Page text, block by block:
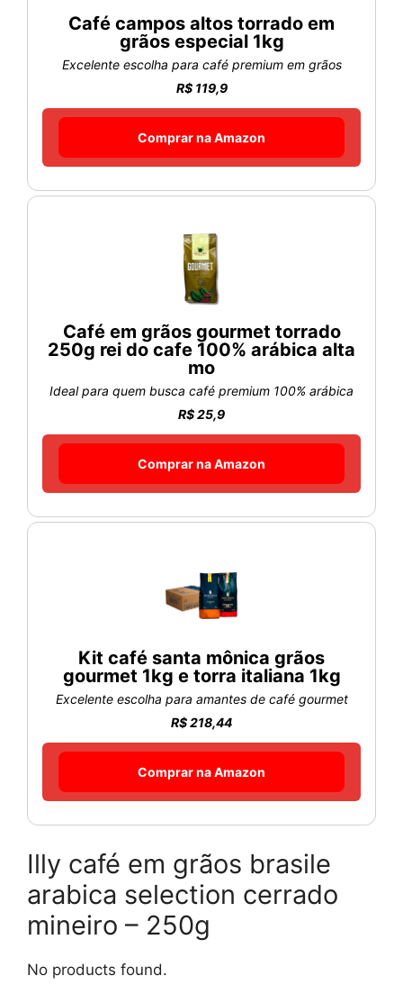
Café campos altos torrado em
grãos especial 1kg
Excelente escolha para café premium em grãos
R$ 119,9
Comprar na Amazon
Café em grãos gourmet torrado
250g rei do cafe 100% arábica alta
mo
Ideal para quem busca café premium 100% arábica
R$ 25,9
Comprar na Amazon
Kit café santa mônica grãos
gourmet 1kg e torra italiana 1kg
Excelente escolha para amantes de café gourmet
R$ 218,44
Comprar na Amazon
Illy café em grãos brasile
arabica selection cerrado
mineiro – 250g
No products found.